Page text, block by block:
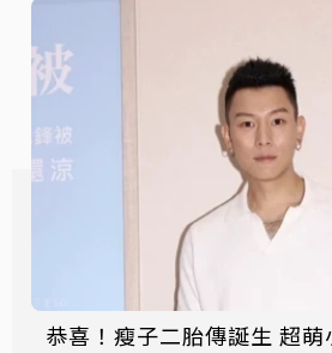
恭喜！瘦子二胎傳誕生 超萌